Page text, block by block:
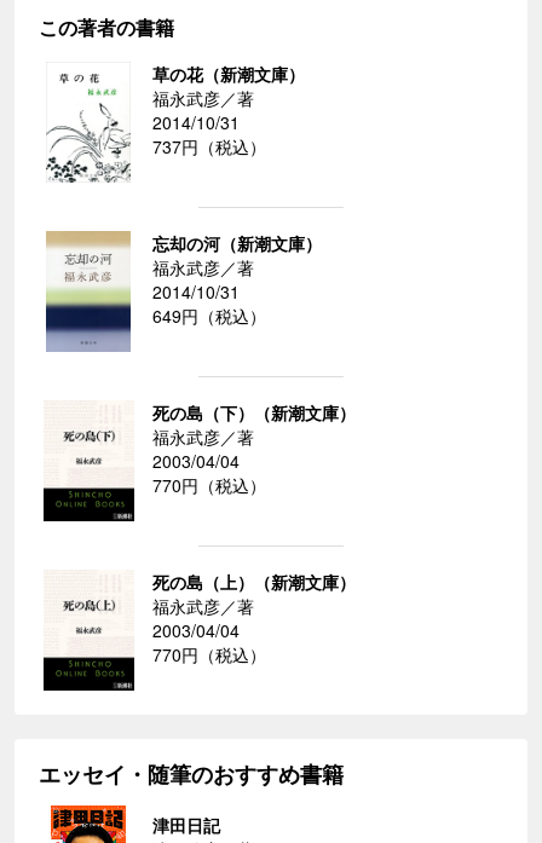
この著者の書籍
草の花（新潮文庫）
福永武彦／著
2014/10/31
737円（税込）
忘却の河（新潮文庫）
福永武彦／著
2014/10/31
649円（税込）
死の島（下）（新潮文庫）
福永武彦／著
2003/04/04
770円（税込）
死の島（上）（新潮文庫）
福永武彦／著
2003/04/04
770円（税込）
エッセイ・随筆のおすすめ書籍
津田日記